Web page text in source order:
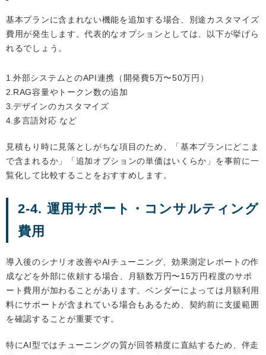
基本プランに含まれない機能を追加する場合、別途カスタマイズ
費用が発生します。代表的なオプションとしては、以下が挙げら
れるでしょう。
外部システムとのAPI連携（開発費5万〜50万円）
RAG容量やトークン数の追加
デザインのカスタマイズ
多言語対応 など
見積もり時に見落としがちな項目のため、「基本プランにどこま
で含まれるか」「追加オプションの単価はいくらか」を事前に一
覧化して比較することをおすすめします。
2-4. 運用サポート・コンサルティング
費用
導入後のシナリオ改善やAIチューニング、効果測定レポートの作
成などを外部に依頼する場合、月額数万円〜15万円程度のサポ
ート費用が加わることがあります。ベンダーによっては月額利用
料にサポートが含まれている場合もあるため、契約前に支援範囲
を確認することが重要です。
特にAI型ではチューニングの質が回答精度に直結するため、伴走